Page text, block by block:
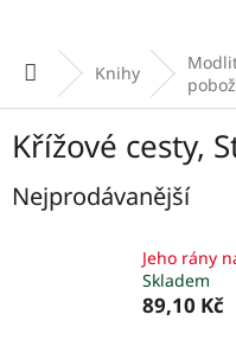
Domů Knihy
Křížové cesty,
Nejprodávanější
Jeho rány
Skladem
89,10 Kč